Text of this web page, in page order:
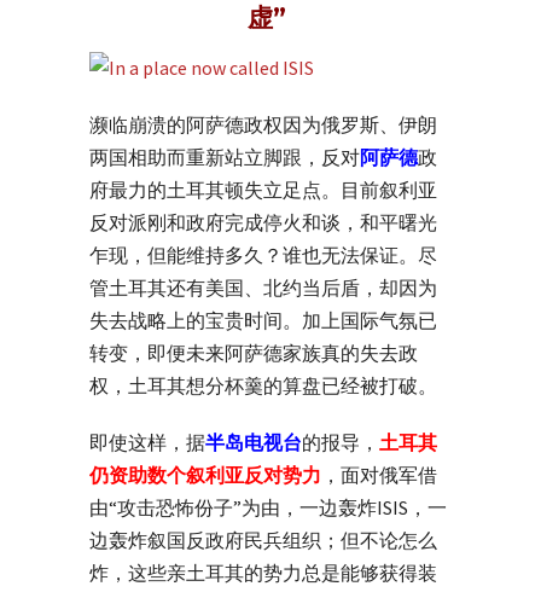
虚”
濒临崩溃的阿萨德政权因为俄罗斯、伊朗
两国相助而重新站立脚跟，反对阿萨德政
府最力的土耳其顿失立足点。目前叙利亚
反对派刚和政府完成停火和谈，和平曙光
乍现，但能维持多久？谁也无法保证。尽
管土耳其还有美国、北约当后盾，却因为
失去战略上的宝贵时间。加上国际气氛已
转变，即便未来阿萨德家族真的失去政
权，土耳其想分杯羹的算盘已经被打破。
即使这样，据半岛电视台的报导， 土耳其
仍资助数个叙利亚反对势力 ，面对俄军借
由“攻击恐怖份子”为由，一边轰炸ISIS，一
边轰炸叙国反政府民兵组织；但不论怎么
炸，这些亲土耳其的势力总是能够获得装